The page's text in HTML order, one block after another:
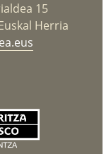
15
Herria